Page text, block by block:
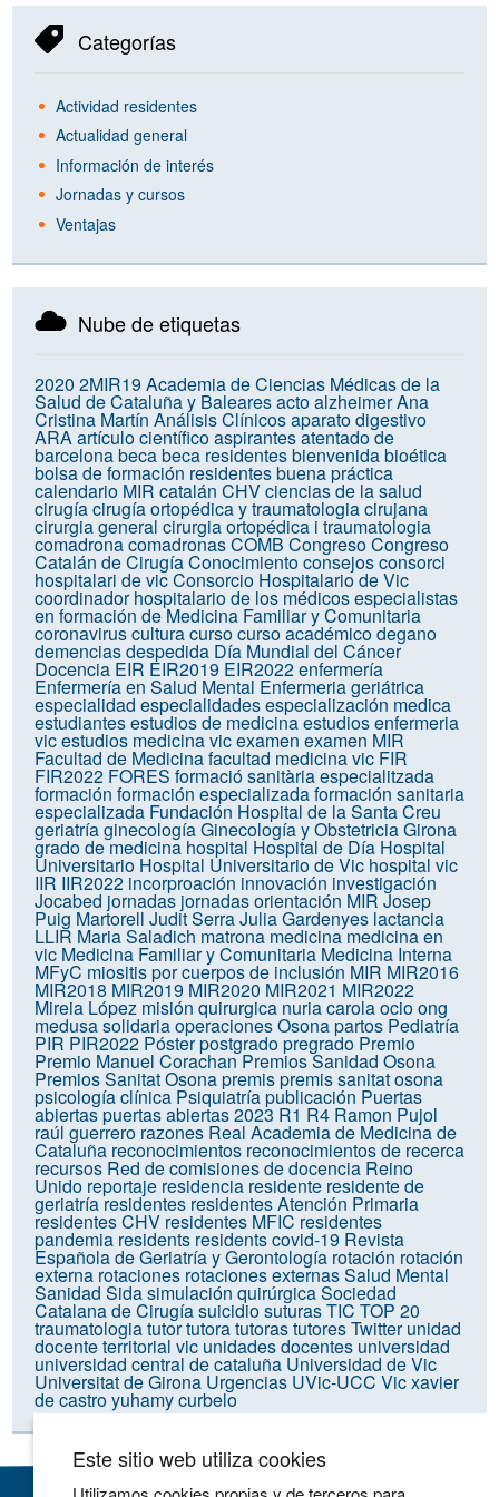
Categorías
Actividad residentes
Actualidad general
Información de interés
Jornadas y cursos
Ventajas
Nube de etiquetas
2020 2MIR19 Academia de Ciencias Médicas de la
Salud de Cataluña y BalearesactoalzheimerAna
Cristina Martín Análisis Clínicosaparato digestivo
ARAartículo científicoaspirantesatentado de
barcelonabecabeca residentesbienvenidabioética
bolsa de formación residentesbuena práctica
calendario MIR catalán CHVciencias de la salud
cirugíacirugía ortopédica y traumatologiacirujana
cirurgia general cirurgia ortopédica i traumatologia
comadronacomadronasCOMB CongresoCongreso
Catalán de CirugíaConocimientoconsejosconsorci
hospitalari de vicConsorcio Hospitalario de Vic
coordinador hospitalario de los médicos especialistas
en formación de Medicina Familiar y Comunitaria
coronavirusculturacursocurso académicodegano
demenciasdespedida Día Mundial del Cáncer
Docencia EIR EIR2019 EIR2022enfermería
Enfermería en Salud Mental Enfermeria geriátrica
especialidad especialidadesespecialización medica
estudiantesestudios de medicinaestudios enfermeria
vicestudios medicina vicexamen examen MIR
Facultad de Medicinafacultad medicina vic FIR
FIR2022 FORES formació sanitària especialitzada
formación formación especializadaformación sanitaria
especializada Fundación Hospital de la Santa Creu
geriatríaginecologíaGinecología y ObstetriciaGirona
grado de medicina hospital Hospital de Día Hospital
Universitario Hospital Universitario de Vic hospital vic
IIR IIR2022 incorproación innovación investigación
Jocabed jornadas jornadas orientación MIR Josep
Puig Martorell Judit SerraJulia Gardenyes lactancia
LLIR Maria Saladich matrona medicina medicina en
vic Medicina Familiar y Comunitaria Medicina Interna
MFyC miositis por cuerpos de inclusión MIR MIR2016
MIR2018 MIR2019 MIR2020 MIR2021 MIR2022
Mireia López misión quirurgica nuria carolaocioong
medusa solidariaoperacionesOsonapartos Pediatría
PIR PIR2022 Pósterpostgradopregrado Premio
Premio Manuel Corachan Premios Sanidad Osona
Premios Sanitat Osonapremispremis sanitat osona
psicología clínica Psiquiatríapublicación Puertas
abiertaspuertas abiertas 2023 R1 R4 Ramon Pujol
raúl guerrero razones Real Academia de Medicina de
Cataluña reconocimientos reconocimientos de recerca
recursos Red de comisiones de docencia Reino
Unido reportaje residencia residente residente de
geriatríaresidentes residentes Atención Primaria
residentes CHV residentes MFIC residentes
pandemia residents residents covid-19 Revista
Española de Geriatría y Gerontología rotación rotación
externa rotaciones rotaciones externasSalud Mental
Sanidad Sidasimulación quirúrgicaSociedad
Catalana de CirugíasuicidiosuturasTIC TOP 20
traumatologiatutortutoratutorastutoresTwitter unidad
docente territorial vic unidades docentes universidad
universidad central de cataluña Universidad de Vic
Universitat de Girona Urgencias UVic-UCC Vicxavier
de castroyuhamy curbelo
Este sitio web utiliza cookies